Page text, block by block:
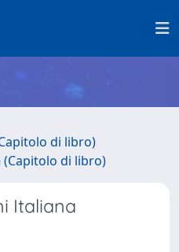
di libro)
di libro)
Italiana